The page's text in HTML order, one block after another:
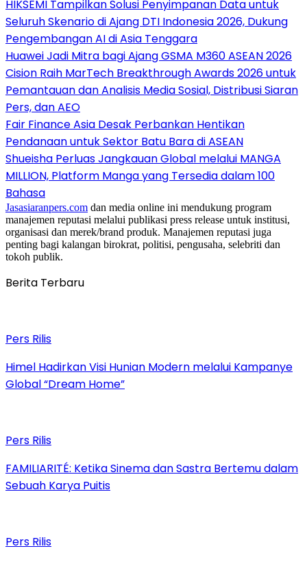
HIKSEMI Tampilkan Solusi Penyimpanan Data untuk
Seluruh Skenario di Ajang DTI Indonesia 2026, Dukung
Pengembangan AI di Asia Tenggara
Huawei Jadi Mitra bagi Ajang GSMA M360 ASEAN 2026
Cision Raih MarTech Breakthrough Awards 2026 untuk
Pemantauan dan Analisis Media Sosial, Distribusi Siaran
Pers, dan AEO
Fair Finance Asia Desak Perbankan Hentikan
Pendanaan untuk Sektor Batu Bara di ASEAN
Shueisha Perluas Jangkauan Global melalui MANGA
MILLION, Platform Manga yang Tersedia dalam 100
Bahasa
Jasasiaranpers.com dan media online ini mendukung program
manajemen reputasi melalui publikasi press release untuk institusi,
organisasi dan merek/brand produk. Manajemen reputasi juga
penting bagi kalangan birokrat, politisi, pengusaha, selebriti dan
tokoh publik.
Berita Terbaru
Pers Rilis
Himel Hadirkan Visi Hunian Modern melalui Kampanye
Global “Dream Home”
Pers Rilis
FAMILIARITÉ: Ketika Sinema dan Sastra Bertemu dalam
Sebuah Karya Puitis
Pers Rilis